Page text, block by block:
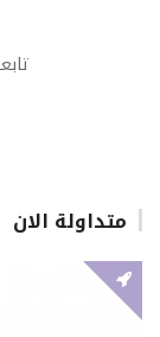
متداولة الان